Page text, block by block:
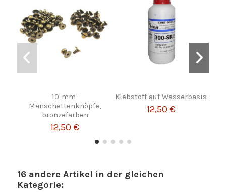
10-mm-
Manschettenknöpfe,
bronzefarben
12,50 €
Klebstoff auf Wasserbasis
12,50 €
16 andere Artikel in der gleichen
Kategorie: